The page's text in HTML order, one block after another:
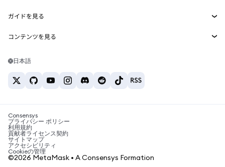
Snaps
Web3サービス
セキュリティ
サポート
キャリア
お問い合わせ
Solanaの価格
Tetherの価格
ETH→USD
USDT→INR
BTC→INR
ETH→USDT
ガイドを見る
ETHの購入
USDTの購入
SHIBの購入
BNBの購入
コンテンツを見る
Solanaウォレット
税制関連ニュース
暗号資産の購入方法は？
ビットコインを売るには？
日本語
Consensys
プライバシー ポリシー
利用規約
貢献者ライセンス契約
サイトマップ
アクセシビリティ
Cookieの管理
©2026 MetaMask • A Consensys Formation